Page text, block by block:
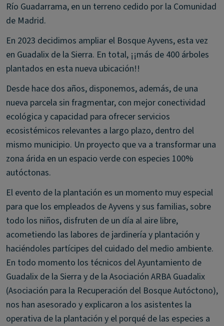
Río Guadarrama, en un terreno cedido por la Comunidad
de Madrid.
En 2023 decidimos ampliar el Bosque Ayvens, esta vez
en Guadalix de la Sierra. En total, ¡¡más de 400 árboles
plantados en esta nueva ubicación!!
Desde hace dos años, disponemos, además, de una
nueva parcela sin fragmentar, con mejor conectividad
ecológica y capacidad para ofrecer servicios
ecosistémicos relevantes a largo plazo, dentro del
mismo municipio. Un proyecto que va a transformar una
zona árida en un espacio verde con especies 100%
autóctonas.
El evento de la plantación es un momento muy especial
para que los empleados de Ayvens y sus familias, sobre
todo los niños, disfruten de un día al aire libre,
acometiendo las labores de jardinería y plantación y
haciéndoles partícipes del cuidado del medio ambiente.
En todo momento los técnicos del Ayuntamiento de
Guadalix de la Sierra y de la Asociación ARBA Guadalix
(Asociación para la Recuperación del Bosque Autóctono),
nos han asesorado y explicaron a los asistentes la
operativa de la plantación y el porqué de las especies a